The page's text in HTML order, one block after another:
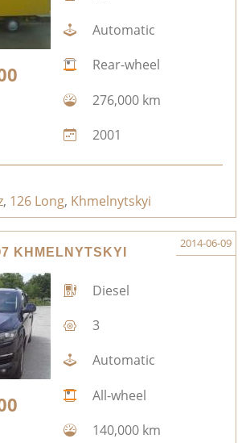
Automatic
Rear-wheel
276,000 km
2001
, 126 Long, Khmelnytskyi
KHMELNYTSKYI
2014-06-09
Diesel
3
Automatic
All-wheel
140,000 km